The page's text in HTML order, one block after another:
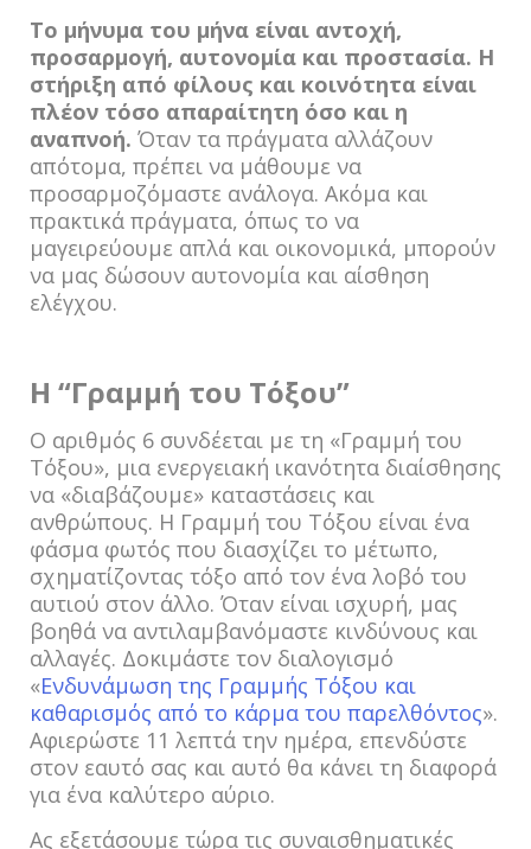
Το μήνυμα του μήνα είναι αντοχή,
προσαρμογή, αυτονομία και προστασία. Η
στήριξη από φίλους και κοινότητα είναι
πλέον τόσο απαραίτητη όσο και η
αναπνοή. Όταν τα πράγματα αλλάζουν
απότομα, πρέπει να μάθουμε να
προσαρμοζόμαστε ανάλογα. Ακόμα και
πρακτικά πράγματα, όπως το να
μαγειρεύουμε απλά και οικονομικά, μπορούν
να μας δώσουν αυτονομία και αίσθηση
ελέγχου.
Η “Γραμμή του Τόξου”
Ο αριθμός 6 συνδέεται με τη «Γραμμή του
Τόξου», μια ενεργειακή ικανότητα διαίσθησης
να «διαβάζουμε» καταστάσεις και
ανθρώπους. Η Γραμμή του Τόξου είναι ένα
φάσμα φωτός που διασχίζει το μέτωπο,
σχηματίζοντας τόξο από τον ένα λοβό του
αυτιού στον άλλο. Όταν είναι ισχυρή, μας
βοηθά να αντιλαμβανόμαστε κινδύνους και
αλλαγές. Δοκιμάστε τον διαλογισμό
«Ενδυνάμωση της Γραμμής Τόξου και
καθαρισμός από το κάρμα του παρελθόντος».
Αφιερώστε 11 λεπτά την ημέρα, επενδύστε
στον εαυτό σας και αυτό θα κάνει τη διαφορά
για ένα καλύτερο αύριο.
Ας εξετάσουμε τώρα τις συναισθηματικές